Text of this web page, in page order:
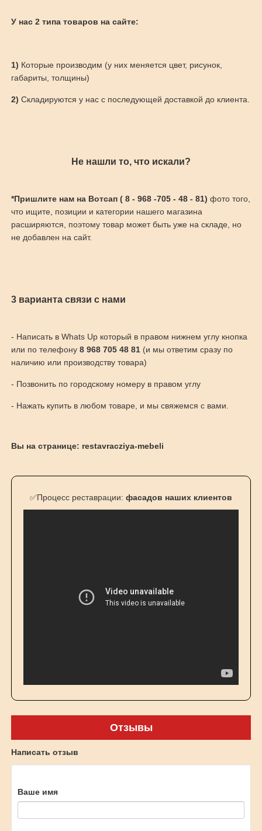
У нас 2 типа товаров на сайте:
1) Которые производим (у них меняется цвет, рисунок,
габариты, толщины)
2) Складируются у нас с последующей доставкой до клиента.
Не нашли то, что искали?
*Пришлите нам на Вотсап ( 8 - 968 -705 - 48 - 81) фото того,
что ищите, позиции и категории нашего магазина
расширяются, поэтому товар может быть уже на складе, но
не добавлен на сайт.
3 варианта связи с нами
- Написать в Whats Up который в правом нижнем углу кнопка
или по телефону 8 968 705 48 81(и мы ответим сразу по
наличию или производству товара)
- Позвонить по городскому номеру в правом углу
- Нажать купить в любом товаре, и мы свяжемся с вами.
Вы на странице: restavracziya-mebeli
✅Процесс реставрации: фасадов наших клиентов
Отзывы
Написать отзыв
Ваше имя